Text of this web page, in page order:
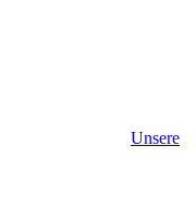
Unsere